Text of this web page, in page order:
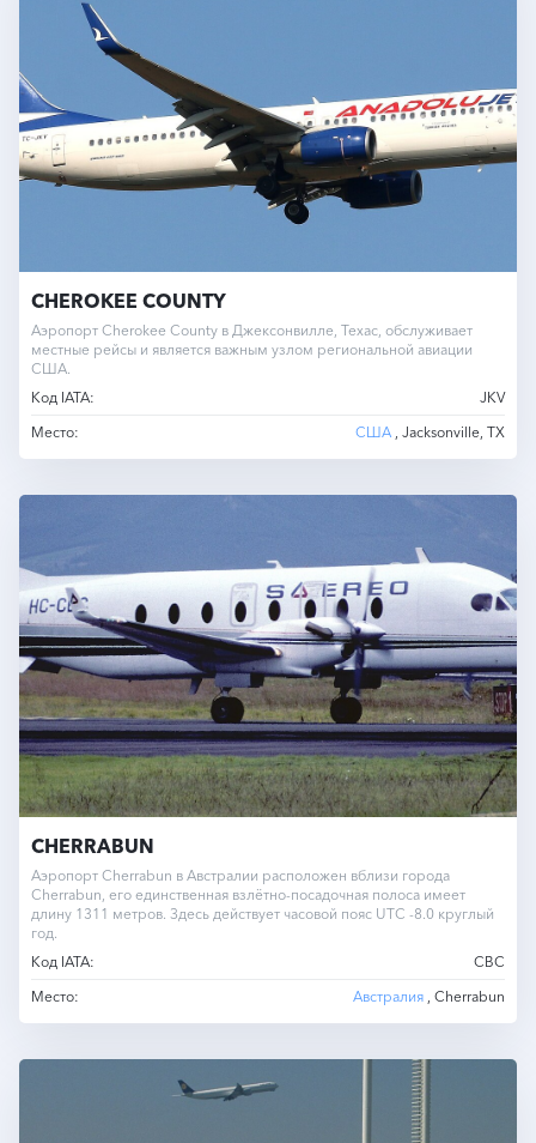
CHEROKEE COUNTY
Аэропорт Cherokee County в Джексонвилле, Техас, обслуживает
местные рейсы и является важным узлом региональной авиации
США.
Код IATA:
JKV
Место:
США , Jacksonville, TX
CHERRABUN
Аэропорт Cherrabun в Австралии расположен вблизи города
Cherrabun, его единственная взлётно-посадочная полоса имеет
длину 1311 метров. Здесь действует часовой пояс UTC -8.0 круглый
год.
Код IATA:
CBC
Место:
Австралия , Cherrabun